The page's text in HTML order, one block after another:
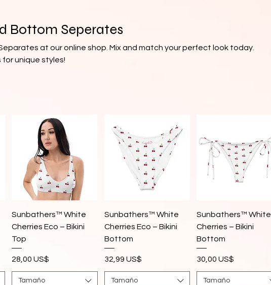
Bottom Seperates
at our online shop. Mix and match your perfect look today.
unique styles!
Vista rápida
Sunbathers™ White
Cherries Eco – Bikini
Top
Precio
28,00 US$
Tamaño
Vista rápida
Sunbathers™ White
Cherries Eco – Bikini
Bottom
Precio
32,99 US$
Tamaño
Vista rápida
Sunbathers™ White
Cherries – Bikini
Bottom
Precio
30,00 US$
Tamaño